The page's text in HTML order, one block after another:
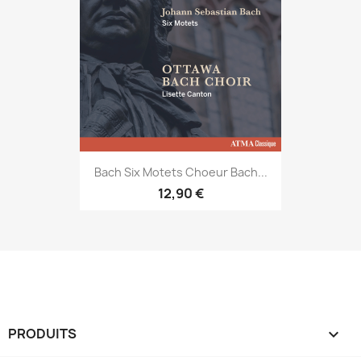
Bach Six Motets Choeur Bach...
12,90 €
PRODUITS 